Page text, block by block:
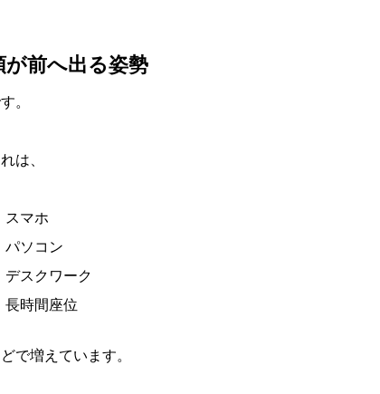
が前へ出る姿勢
。
は、
スマホ
パソコン
デスクワーク
長時間座位
で増えています。